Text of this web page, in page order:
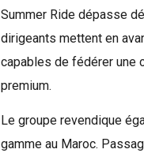
Summer Ride dépasse
dirigeants mettent en
capables de fédérer une
premium.
Le groupe revendique
gamme au Maroc.